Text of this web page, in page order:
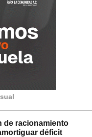
de racionamiento
déficit